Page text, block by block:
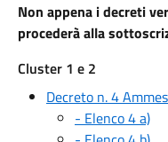
Non appena i decreti
procederà alla
Cluster 1 e 2
Decreto n. 4
- Elenco 4 a)